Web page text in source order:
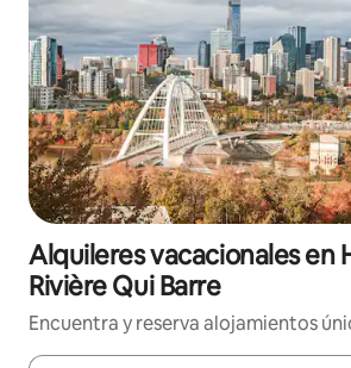
Alquileres vacacionales en
Rivière Qui Barre
Encuentra y reserva alojamientos